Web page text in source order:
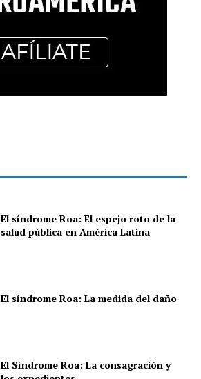
El síndrome Roa: El espejo roto de la
salud pública en América Latina
El síndrome Roa: La medida del daño
El Síndrome Roa: La consagración y